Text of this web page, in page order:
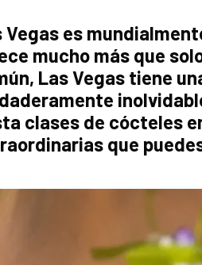
Vegas es
mucho más que
Las Vegas tiene
clases de cócteles
que